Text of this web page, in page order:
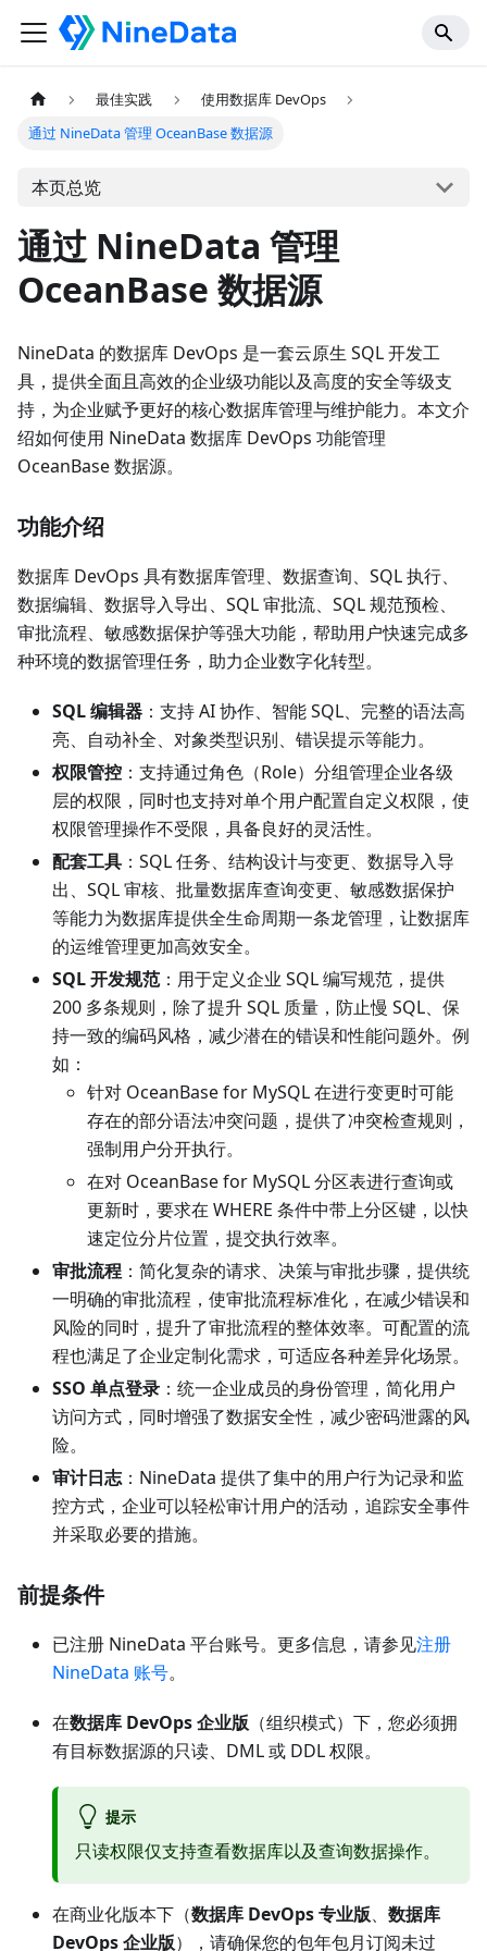
最佳实践
使用数据库 DevOps
通过 NineData 管理 OceanBase 数据源
本页总览
通过 NineData 管理
OceanBase 数据源
NineData 的数据库 DevOps 是一套云原生 SQL 开发工
具，提供全面且高效的企业级功能以及高度的安全等级支
持，为企业赋予更好的核心数据库管理与维护能力。本文介
绍如何使用 NineData 数据库 DevOps 功能管理
OceanBase 数据源。
功能介绍
数据库 DevOps 具有数据库管理、数据查询、SQL 执行、
数据编辑、数据导入导出、SQL 审批流、SQL 规范预检、
审批流程、敏感数据保护等强大功能，帮助用户快速完成多
种环境的数据管理任务，助力企业数字化转型。
SQL 编辑器 ：支持 AI 协作、智能 SQL、完整的语法高
亮、自动补全、对象类型识别、错误提示等能力。
权限管控 ：支持通过角色（Role）分组管理企业各级
层的权限，同时也支持对单个用户配置自定义权限，使
权限管理操作不受限，具备良好的灵活性。
配套工具 ：SQL 任务、结构设计与变更、数据导入导
出、SQL 审核、批量数据库查询变更、敏感数据保护
等能力为数据库提供全生命周期一条龙管理，让数据库
的运维管理更加高效安全。
SQL 开发规范：用于定义企业 SQL 编写规范，提供
200 多条规则，除了提升 SQL 质量，防止慢 SQL、保
持一致的编码风格，减少潜在的错误和性能问题外。例
如：
针对 OceanBase for MySQL 在进行变更时可能
存在的部分语法冲突问题，提供了冲突检查规则，
强制用户分开执行。
在对 OceanBase for MySQL 分区表进行查询或
更新时，要求在 WHERE 条件中带上分区键，以快
速定位分片位置，提交执行效率。
审批流程 ：简化复杂的请求、决策与审批步骤，提供统
一明确的审批流程，使审批流程标准化，在减少错误和
风险的同时，提升了审批流程的整体效率。可配置的流
程也满足了企业定制化需求，可适应各种差异化场景。
SSO 单点登录 ：统一企业成员的身份管理，简化用户
访问方式，同时增强了数据安全性，减少密码泄露的风
险。
审计日志：NineData 提供了集中的用户行为记录和监
控方式，企业可以轻松审计用户的活动，追踪安全事件
并采取必要的措施。
前提条件
已注册 NineData 平台账号。更多信息，请参见注册
NineData 账号。
在数据库 DevOps 企业版 （组织模式）下，您必须拥
有目标数据源的只读、DML 或 DDL 权限。
提示
只读权限仅支持查看数据库以及查询数据操作。
在商业化版本下（数据库 DevOps 专业版、 数据库
DevOps 企业版），请确保您的包年包月订阅未过